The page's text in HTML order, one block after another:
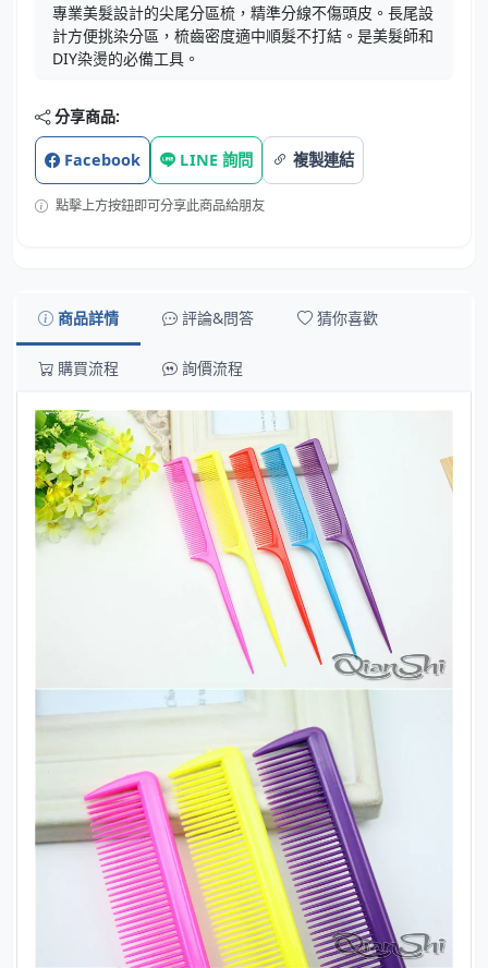
專業美髮設計的尖尾分區梳，精準分線不傷頭皮。長尾設
計方便挑染分區，梳齒密度適中順髮不打結。是美髮師和
DIY染燙的必備工具。
分享商品:
Facebook LINE 詢問 複製連結
點擊上方按鈕即可分享此商品給朋友
商品詳情 評論&問答 猜你喜歡
購買流程 詢價流程